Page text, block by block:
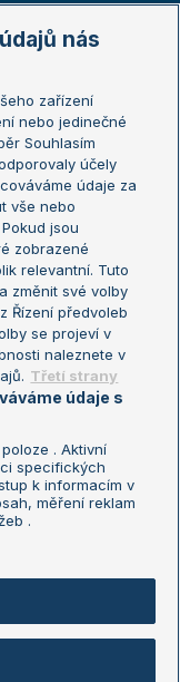
osobních
zpravodajství ČTK.
nás
zařízení
nebo jedinečné
Souhlasím
účely
údaje za
vše nebo
jsou
zobrazené
relevantní. Tuto
změnit své volby
Řízení předvoleb
se projeví v
naleznete v
Třetí strany
údaje s
. Aktivní
specifických
k informacím v
měření reklam
.